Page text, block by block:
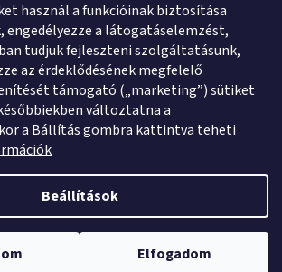
használ a funkcióinak biztosítása
engedélyezze a látogatáselemzést,
tudjuk fejleszteni szolgáltatásunk,
az érdeklődésének megfelelő
támogató („marketing”) sütiket
változtatna a
a Bállítás gombra kattintva teheti
Beállítások
Elfogadom
zárva tart. Rendelés leadása lehetséges,
A megrendeléseket 2026. január 5–9.
heltikft
Shoptet készítette
HeltiShop. Minden jog fenntartva.Süti